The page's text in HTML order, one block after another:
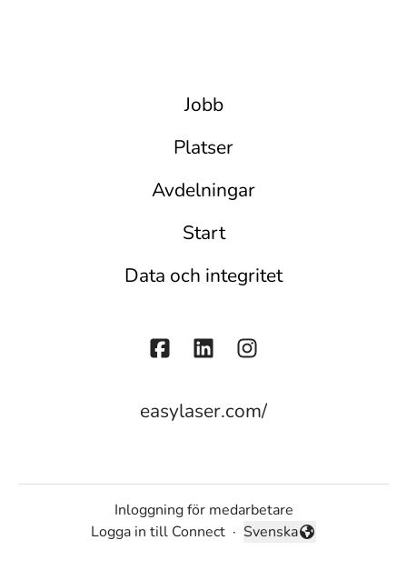
Jobb
Platser
Avdelningar
Start
Data och integritet
easylaser.com/
Inloggning för medarbetare
Logga in till Connect · Byt språk
Svenska